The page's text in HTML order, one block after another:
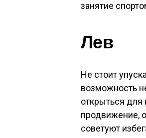
занятие
Лев
Не стоит
возможность
открыться
продвижение,
советуют